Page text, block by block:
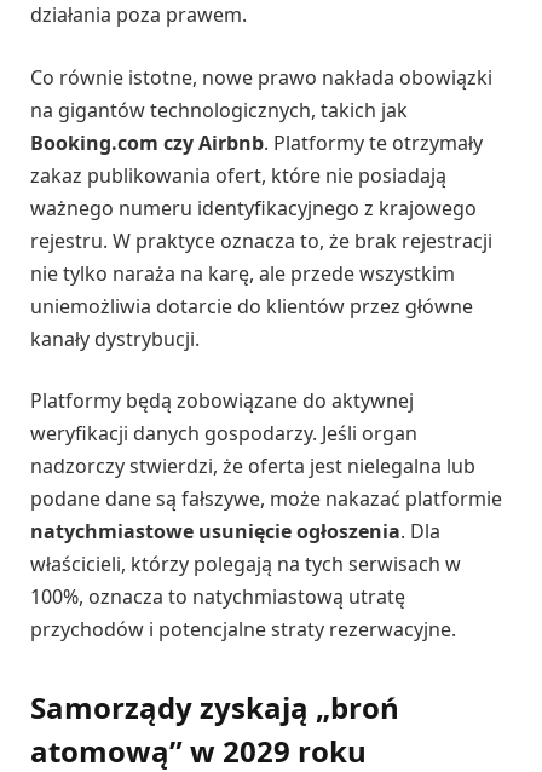
działania poza prawem.
Co równie istotne, nowe prawo nakłada obowiązki
na gigantów technologicznych, takich jak
Booking.com czy Airbnb. Platformy te otrzymały
zakaz publikowania ofert, które nie posiadają
ważnego numeru identyfikacyjnego z krajowego
rejestru. W praktyce oznacza to, że brak rejestracji
nie tylko naraża na karę, ale przede wszystkim
uniemożliwia dotarcie do klientów przez główne
kanały dystrybucji.
Platformy będą zobowiązane do aktywnej
weryfikacji danych gospodarzy. Jeśli organ
nadzorczy stwierdzi, że oferta jest nielegalna lub
podane dane są fałszywe, może nakazać platformie
natychmiastowe usunięcie ogłoszenia. Dla
właścicieli, którzy polegają na tych serwisach w
100%, oznacza to natychmiastową utratę
przychodów i potencjalne straty rezerwacyjne.
Samorządy zyskają „broń
atomową” w 2029 roku